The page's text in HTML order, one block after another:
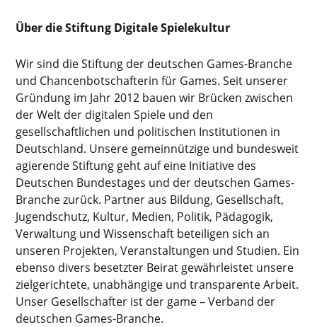
Über die Stiftung Digitale Spielekultur
Wir sind die Stiftung der deutschen Games-Branche
und Chancenbotschafterin für Games. Seit unserer
Gründung im Jahr 2012 bauen wir Brücken zwischen
der Welt der digitalen Spiele und den
gesellschaftlichen und politischen Institutionen in
Deutschland. Unsere gemeinnützige und bundesweit
agierende Stiftung geht auf eine Initiative des
Deutschen Bundestages und der deutschen Games-
Branche zurück. Partner aus Bildung, Gesellschaft,
Jugendschutz, Kultur, Medien, Politik, Pädagogik,
Verwaltung und Wissenschaft beteiligen sich an
unseren Projekten, Veranstaltungen und Studien. Ein
ebenso divers besetzter Beirat gewährleistet unsere
zielgerichtete, unabhängige und transparente Arbeit.
Unser Gesellschafter ist der game – Verband der
deutschen Games-Branche.